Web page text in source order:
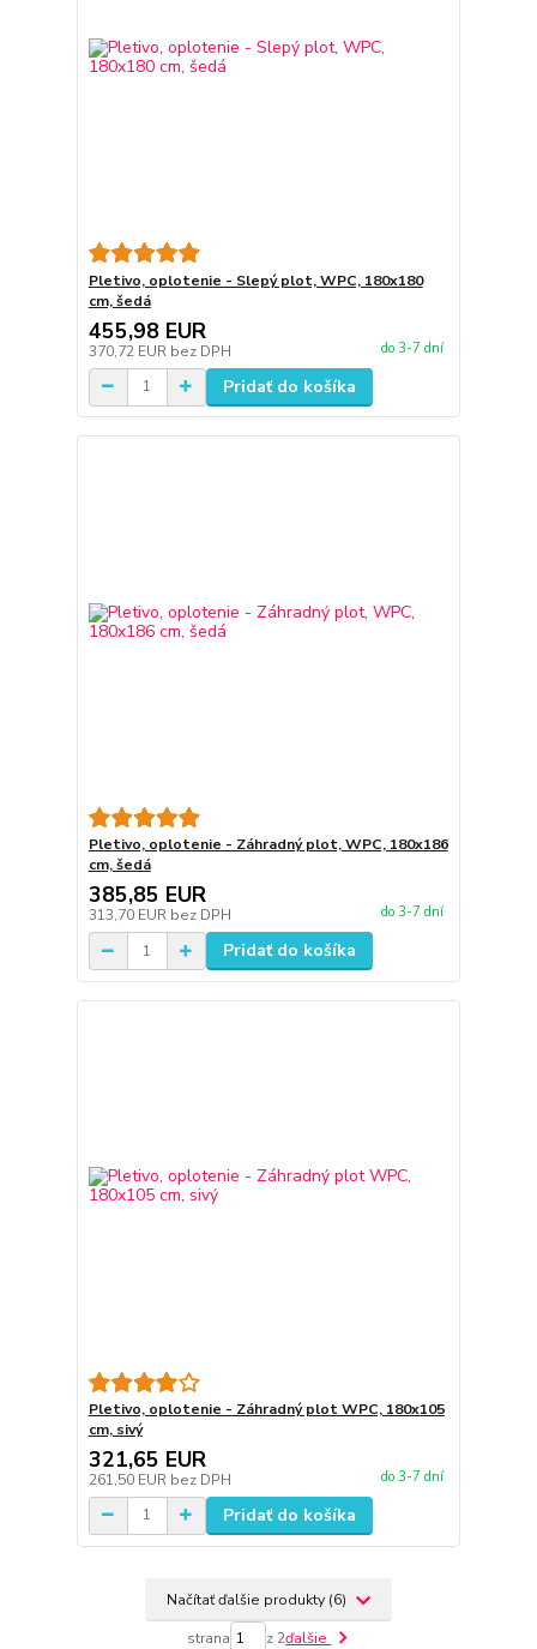
Pletivo, oplotenie - Slepý plot, WPC, 180x180
cm, šedá
455,98 EUR
370,72 EUR bez DPH do 3-7 dní
Pridať do košíka
Pletivo, oplotenie - Záhradný plot, WPC, 180x186
cm, šedá
385,85 EUR
313,70 EUR bez DPH do 3-7 dní
Pridať do košíka
Pletivo, oplotenie - Záhradný plot WPC, 180x105
cm, sivý
321,65 EUR
261,50 EUR bez DPH do 3-7 dní
Pridať do košíka
Načítať ďalšie produkty (6)
strana z 2ďalšie